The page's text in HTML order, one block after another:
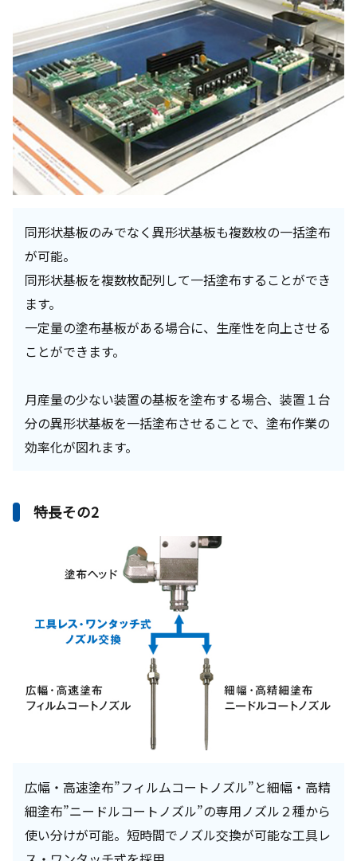
同形状基板のみでなく異形状基板も複数枚の一括塗布
が可能。
同形状基板を複数枚配列して一括塗布することができ
ます。
一定量の塗布基板がある場合に、生産性を向上させる
ことができます。
月産量の少ない装置の基板を塗布する場合、装置１台
分の異形状基板を一括塗布させることで、塗布作業の
効率化が図れます。
特長その2
広幅・高速塗布”フィルムコートノズル”と細幅・高精
細塗布”ニードルコートノズル”の専用ノズル２種から
使い分けが可能。短時間でノズル交換が可能な工具レ